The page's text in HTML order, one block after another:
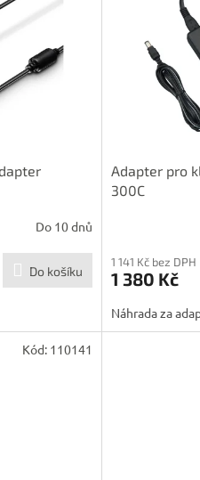
Do 10 dnů
Do košíku
Adapter pro
300C
1 141 Kč bez DPH
1 380 Kč
Náhrada za
Kód: 110141